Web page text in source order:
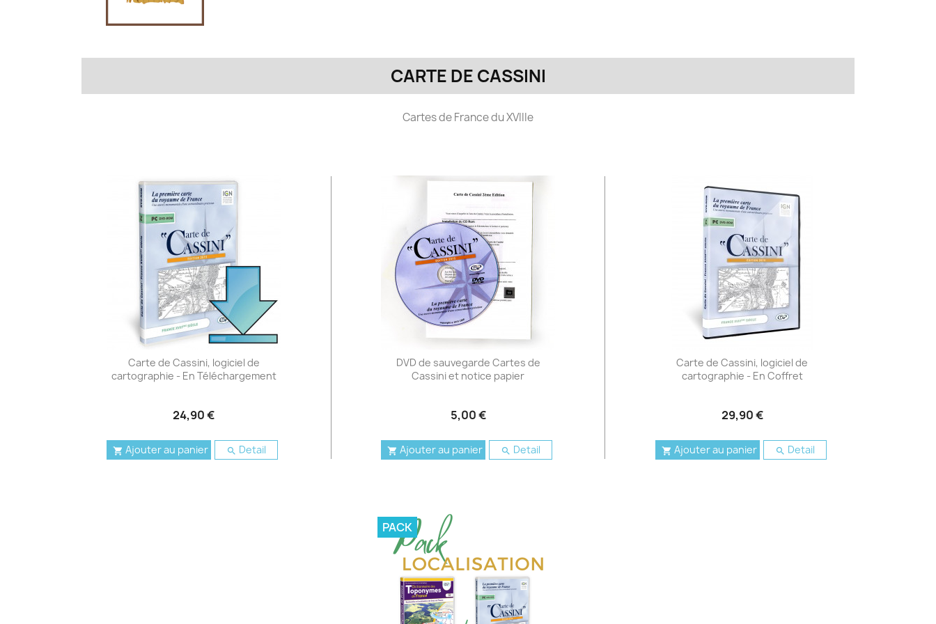
CARTE DE CASSINI
Cartes de France du XVIIIe
Carte de Cassini, logiciel de
cartographie - En Téléchargement
24,90 €
 Ajouter au panier  Detail
DVD de sauvegarde Cartes de
Cassini et notice papier
5,00 €
 Ajouter au panier  Detail
Carte de Cassini, logiciel de
cartographie - En Coffret
29,90 €
 Ajouter au panier  Detail
PACK